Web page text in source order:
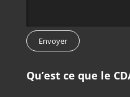
Qu’est ce que le